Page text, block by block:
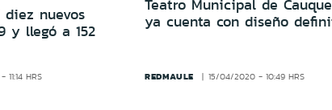
nuevos
y llegó a 152
HRS
Teatro Municipal de
ya cuenta con diseño
REDMAULE 15/04/2020 - 10:49 HRS